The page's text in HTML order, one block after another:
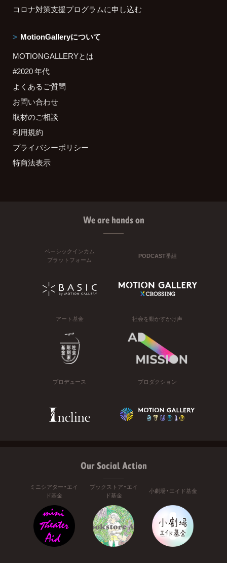
コロナ対策支援プログラムに申し込む
MotionGalleryについて
MOTIONGALLERYとは
#2020 年代
よくあるご質問
お問い合わせ
取材のご相談
利用規約
プライバシーポリシー
特商法表示
We are hands on
ベーシックインカム
プラットフォーム
PODCAST番組
アート基金 社会を動かすかけ声
プロデュース プロダクション
Our Social Action
ミニシアター・エイ
ド基金
ブックストア・エイ
ド基金
小劇場・エイド基金